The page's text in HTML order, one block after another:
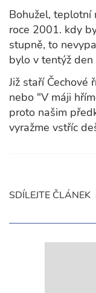
Bohužel, teplotní
roce 2001. kdy
stupně, to
bylo v tentýž
Již staří Čechové
nebo "V máji
proto našim
vyražme vstříc
SDÍLEJTE ČLÁNEK